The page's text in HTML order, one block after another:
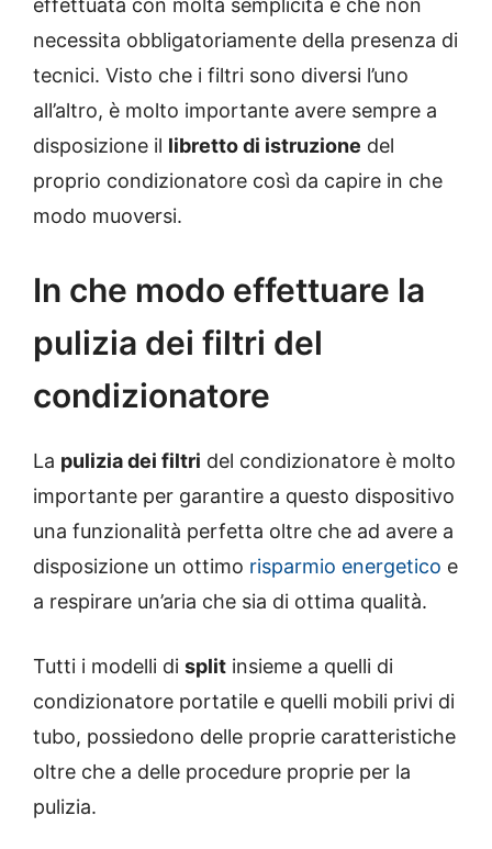
effettuata con molta semplicità e che non
necessita obbligatoriamente della presenza di
tecnici. Visto che i filtri sono diversi l’uno
all’altro, è molto importante avere sempre a
disposizione il libretto di istruzione del
proprio condizionatore così da capire in che
modo muoversi.
In che modo effettuare la
pulizia dei filtri del
condizionatore
La pulizia dei filtri del condizionatore è molto
importante per garantire a questo dispositivo
una funzionalità perfetta oltre che ad avere a
disposizione un ottimo risparmio energetico e
a respirare un’aria che sia di ottima qualità.
Tutti i modelli di split insieme a quelli di
condizionatore portatile e quelli mobili privi di
tubo, possiedono delle proprie caratteristiche
oltre che a delle procedure proprie per la
pulizia.